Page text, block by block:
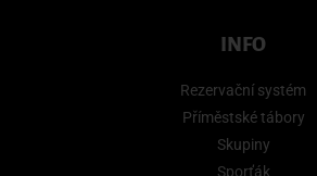
INFO
Rezervační systém
Příměstské tábory
Skupiny
Sporťák